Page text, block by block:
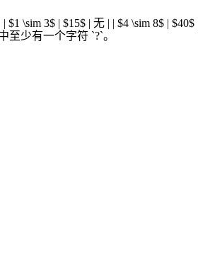
\sim 3$ | $15$ | 无 | | $4 \sim 8$ |
至少有一个字符 `?`。